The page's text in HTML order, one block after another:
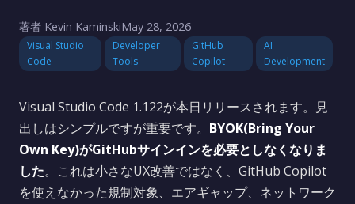
著者 Kevin KaminskiMay 28, 2026
Visual Studio
Code
Developer
Tools
GitHub
Copilot
AI
Development
Visual Studio Code 1.122が本日リリースされます。見
出しはシンプルですが重要です。 BYOK(Bring Your
Own Key)がGitHubサインインを必要としなくなりま
した。これは小さなUX改善ではなく、GitHub Copilot
を使えなかった規制対象、エアギャップ、ネットワーク